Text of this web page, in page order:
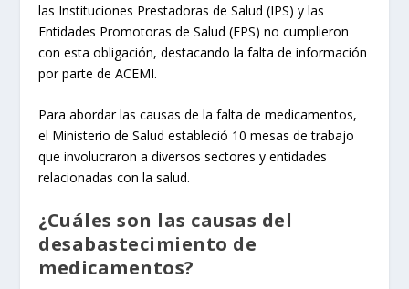
las Instituciones Prestadoras de Salud (IPS) y las
Entidades Promotoras de Salud (EPS) no cumplieron
con esta obligación, destacando la falta de información
por parte de ACEMI.
Para abordar las causas de la falta de medicamentos,
el Ministerio de Salud estableció 10 mesas de trabajo
que involucraron a diversos sectores y entidades
relacionadas con la salud.
¿Cuáles son las causas del
desabastecimiento de
medicamentos?